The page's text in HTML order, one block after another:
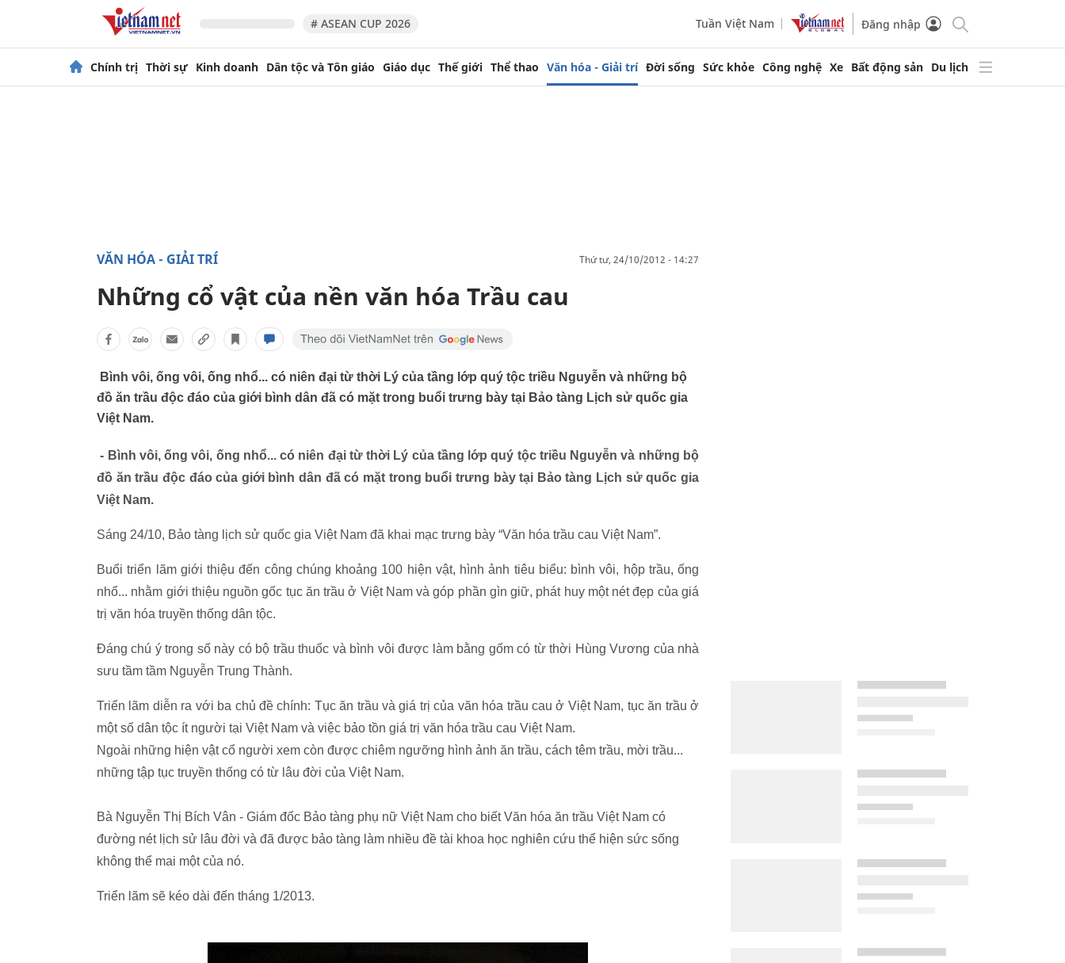
# ASEAN CUP 2026 Tuần Việt Nam Đăng nhập
Chính trị Thời sự Kinh doanh Dân tộc và Tôn giáo Giáo dục Thế giới Thể thao Văn hóa - Giải trí Đời sống Sức khỏe Công nghệ Xe Bất động sản Du lịch
VĂN HÓA - GIẢI TRÍ thứ tư, 24/10/2012 - 14:27
Những cổ vật của nền văn hóa Trầu cau
Bình vôi, ống vôi, ống nhổ... có niên đại từ thời Lý của tầng lớp quý tộc triều Nguyễn và những bộ
đồ ăn trầu độc đáo của giới bình dân đã có mặt trong buổi trưng bày tại Bảo tàng Lịch sử quốc gia
Việt Nam.
- Bình vôi, ống vôi, ống nhổ... có niên đại từ thời Lý của tầng lớp quý tộc triều Nguyễn và những bộ
đồ ăn trầu độc đáo của giới bình dân đã có mặt trong buổi trưng bày tại Bảo tàng Lịch sử quốc gia
Việt Nam.
Sáng 24/10, Bảo tàng lịch sử quốc gia Việt Nam đã khai mạc trưng bày “Văn hóa trầu cau Việt Nam”.
Buổi triển lãm giới thiệu đến công chúng khoảng 100 hiện vật, hình ảnh tiêu biểu: bình vôi, hộp trầu, ống
nhổ... nhằm giới thiệu nguồn gốc tục ăn trầu ở Việt Nam và góp phần gìn giữ, phát huy một nét đẹp của giá
trị văn hóa truyền thống dân tộc.
Đáng chú ý trong số này có bộ trầu thuốc và bình vôi được làm bằng gốm có từ thời Hùng Vương của nhà
sưu tầm tầm Nguyễn Trung Thành.
Triển lãm diễn ra với ba chủ đề chính: Tục ăn trầu và giá trị của văn hóa trầu cau ở Việt Nam, tục ăn trầu ở
một số dân tộc ít người tại Việt Nam và việc bảo tồn giá trị văn hóa trầu cau Việt Nam.
Ngoài những hiện vật cổ người xem còn được chiêm ngưỡng hình ảnh ăn trầu, cách têm trầu, mời trầu...
những tập tục truyền thống có từ lâu đời của Việt Nam.
Bà Nguyễn Thị Bích Vân - Giám đốc Bảo tàng phụ nữ Việt Nam cho biết Văn hóa ăn trầu Việt Nam có
đường nét lịch sử lâu đời và đã được bảo tàng làm nhiều đề tài khoa học nghiên cứu thể hiện sức sống
không thể mai một của nó.
Triển lãm sẽ kéo dài đến tháng 1/2013.